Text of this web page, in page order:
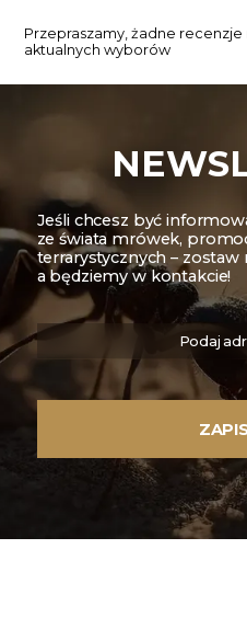
Przepraszamy, żadne
aktualnych wyborów
Jeśli chcesz być
ze świata mrówek,
terrarystycznych –
a będziemy w kontakcie!